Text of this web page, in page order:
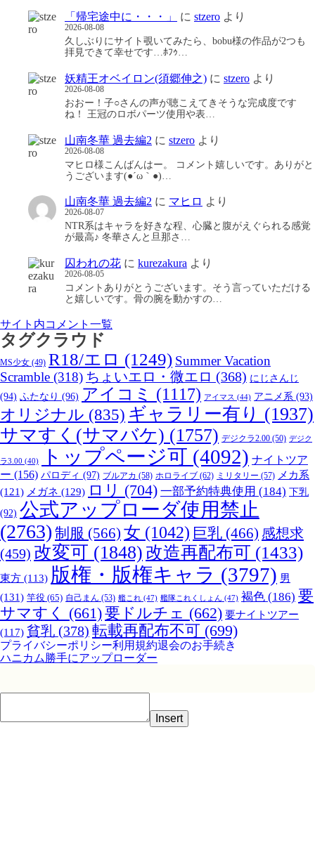
「帰宅途中に・・・」
に stzero より
2026-08-08
久しぶりにサイト覗いてみたら、bobu様の作品が2つも
拝見できて幸せです…ﾎﾌｩ…
妖精王オベイロン(須郷伸之) に stzero より
2026-08-08
おおー！子○さんの声が聴こえてきそうな完成度です
ね！ 王冠のロボパーツ使用や表…
山南冬華 過去編2 に stzero より
2026-08-08
マヒロ様こんばんはー。 コメント嬉しいです。ありがと
うございます(●´ω｀●)…
山南冬華 過去編2 に マヒロ より
2026-08-07
NTR系はキャラを好きな程、心臓と腹がえぐられる感覚
が最高♪ 冬華さんと旦那さ…
囚われの花 に kurezakura より
2026-08-05
コメントありがとうございます。そう言っていただける
と嬉しいです。骨の腕を動かすの…
サイト内コメント一覧
タグクラウド
MS少女 (49) R18/エロ (1249) Summer Vacation
Scramble (318) ちょいエロ・微エロ (368) にじさんじ
(94) ふたなり (96) アイコミ (1117) アイマス (44) アニメ系 (93)
オリジナル (835) ギャラリー有り (1937)
サマすく(サマバケ) (1757) デジクラ2.00 (50) デジク
ラ3.00 (40) トップページ可 (4092) ナイトツア
ー (156) パロディ (97) ブルアカ (58) ホロライブ (62) ミリタリー (57) メカ系
(121) メガネ (129) ロリ (704) 一部予約特典使用 (184) 下乳
(92) 公式アップローダ使用禁止
(2763) 制服 (566) 女 (1042) 巨乳 (466) 感想求
(459) 改変可 (1848) 改造再配布可 (1433)
東方 (113) 版権・版権キャラ (3797) 男
(131) 竿役 (65) 自己まん (53) 艦これ (47) 艦隊これくしょん (47) 褐色 (186) 要
サマすく
(661)要ドルチェ (662) 要ナイトツアー
(117) 貧乳 (378) 転載再配布不可 (699)
プライバシーポリシー利用規約退会のお手続き
ハニカム勝手にアップローダー
Insert